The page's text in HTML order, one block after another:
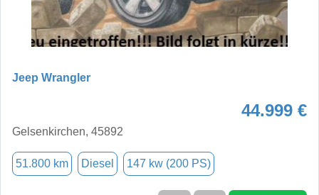
Jeep Wrangler
44.999 €
Gelsenkirchen, 45892
51.800 km Diesel 147 kw (200 PS)